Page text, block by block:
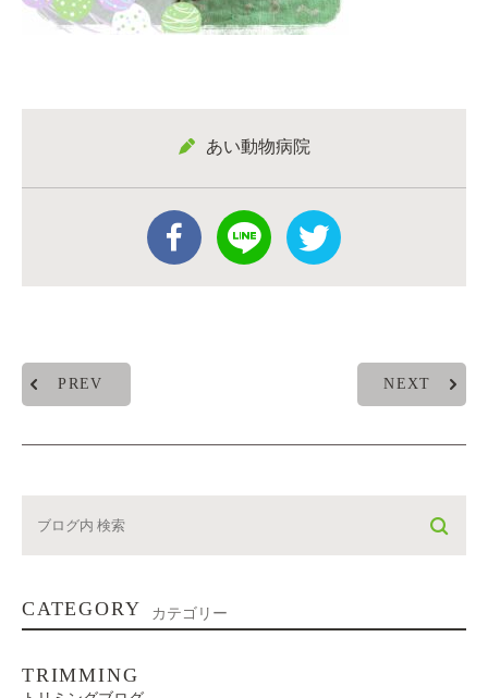
あい動物病院
PREV NEXT
CATEGORY カテゴリー
TRIMMING